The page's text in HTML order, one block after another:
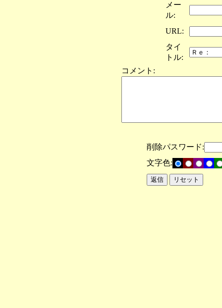
メー
ル:
URL:
タイ
トル:
コメント:
削除パスワード:
文字色: